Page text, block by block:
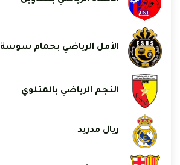
الأمل الرياضي بحمام سوسة
النجم الرياضي بالمتلوي
ريال مدريد